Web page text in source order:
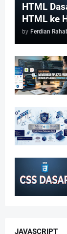
HTML
HTML ke
by Ferdian
JAVASCRIPT